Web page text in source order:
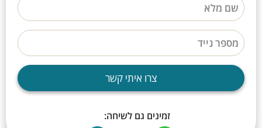
שם מלא
מספר נייד
צרו איתי קשר
זמינים גם לשיחה: